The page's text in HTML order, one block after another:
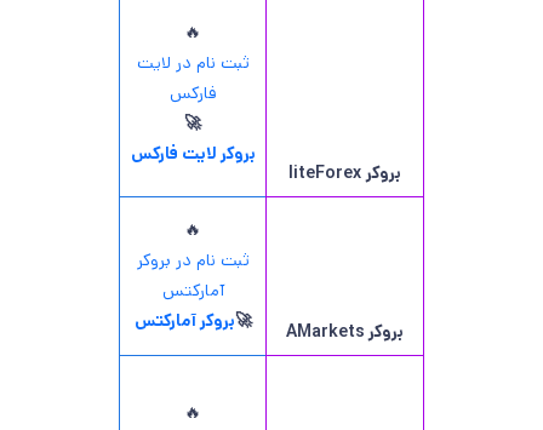
بروکر liteForex
🔥
ثبت نام در لایت
فارکس
🚀
بروکر لایت فارکس
بروکر AMarkets
🔥
ثبت نام در بروکر
آمارکتس
🚀بروکر آمارکتس
🔥